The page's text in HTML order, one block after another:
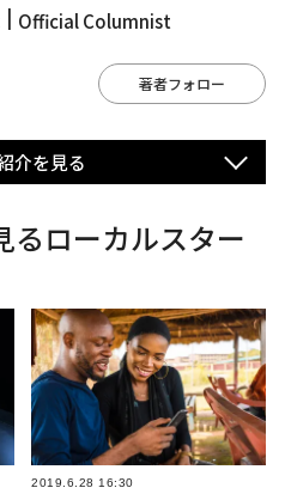
Official Columnist
著者フォロー
介を⾒る
るローカルスター
2019.6.28 16:30